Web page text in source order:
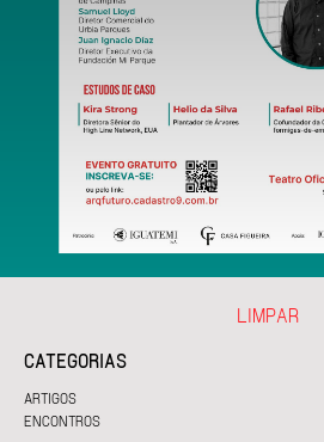
CATEGORIAS
ARTIGOS
ENCONTROS
LIMPAR